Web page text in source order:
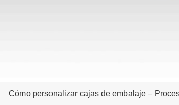
Cómo personalizar cajas de embalaje –